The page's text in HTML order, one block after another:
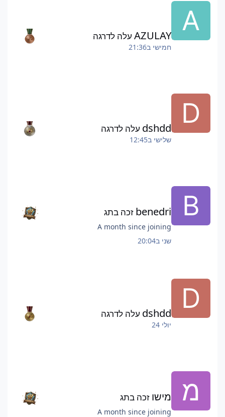
AZULAY עלה לדרגה
חמישי ב21:36
dshdd עלה לדרגה
שלישי ב12:45
benedri זכה בתג
A month since joining
שני ב20:04
dshdd עלה לדרגה
יולי 24
מישו זכה בתג
A month since joining